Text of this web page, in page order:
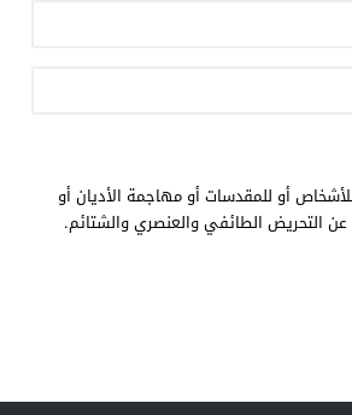
أو للمقدسات أو مهاجمة الأديان أو
عن التحريض الطائفي والعنصري والشتائم.